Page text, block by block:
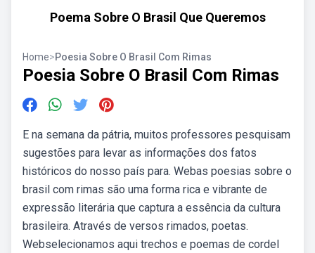
Poema Sobre O Brasil Que Queremos
Home>Poesia Sobre O Brasil Com Rimas
Poesia Sobre O Brasil Com Rimas
E na semana da pátria, muitos professores pesquisam
sugestões para levar as informações dos fatos
históricos do nosso país para. Webas poesias sobre o
brasil com rimas são uma forma rica e vibrante de
expressão literária que captura a essência da cultura
brasileira. Através de versos rimados, poetas.
Webselecionamos aqui trechos e poemas de cordel